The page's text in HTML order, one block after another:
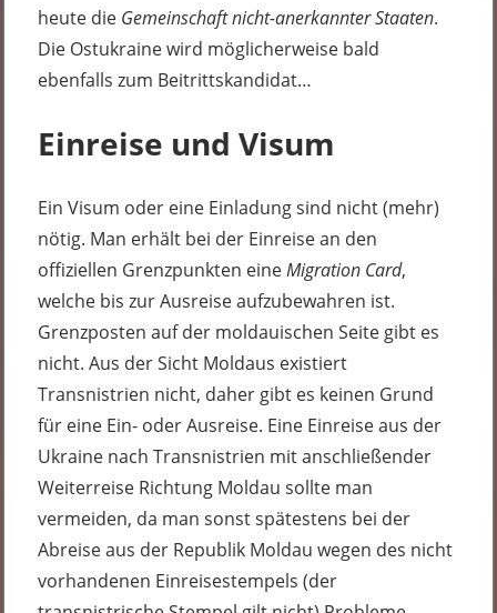
heute die Gemeinschaft nicht-anerkannter Staaten.
Die Ostukraine wird möglicherweise bald
ebenfalls zum Beitrittskandidat…
Einreise und Visum
Ein Visum oder eine Einladung sind nicht (mehr)
nötig. Man erhält bei der Einreise an den
offiziellen Grenzpunkten eineMigration Card,
welche bis zur Ausreise aufzubewahren ist.
Grenzposten auf der moldauischen Seite gibt es
nicht. Aus der Sicht Moldaus existiert
Transnistrien nicht, daher gibt es keinen Grund
für eine Ein- oder Ausreise. Eine Einreise aus der
Ukraine nach Transnistrien mit anschließender
Weiterreise Richtung Moldau sollte man
vermeiden, da man sonst spätestens bei der
Abreise aus der Republik Moldau wegen des nicht
vorhandenen Einreisestempels (der